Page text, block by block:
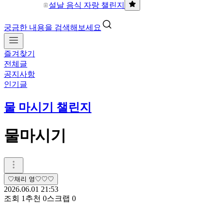
설날 음식 자랑 챌린지
궁금한 내용을 검색해보세요
즐겨찾기
전체글
공지사항
인기글
물 마시기 챌린지
물마시기
♡채리 영♡♡♡
2026.06.01 21:53
조회 1 추천 0스크랩 0